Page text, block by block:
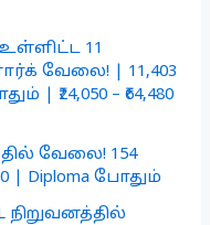
11
வேலை! | 11,403
| ₹24,050 – ₹64,480
வேலை! 154
| Diploma போதும்
நிறுவனத்தில்